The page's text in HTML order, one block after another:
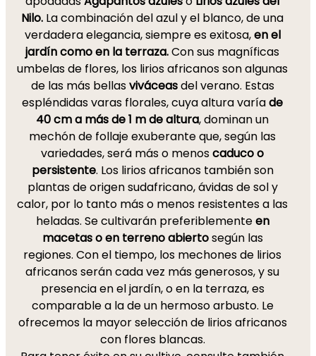
Nilo. La combinación del azul y el blanco, de una
verdadera elegancia, siempre es exitosa,en el
jardín como en la terraza.Con sus magníficas
umbelas de flores, los lirios africanos son algunas
de las más bellasviváceasdel verano. Estas
espléndidas varas florales, cuya altura varíade
40 cm a más de 1 m de altura, dominan un
mechón de follaje exuberante que, según las
variedades, será más o menoscaduco o
persistente. Los lirios africanos también son
plantas de origen sudafricano, ávidas de sol y
calor, por lo tanto más o menos resistentes a las
heladas. Se cultivarán preferiblementeen
macetas o en terreno abiertosegún las
regiones. Con el tiempo, los mechones de lirios
africanos serán cada vez más generosos, y su
presencia en el jardín, o en la terraza, es
comparable a la de un hermoso arbusto. Le
ofrecemos la mayor selección de lirios africanos
con flores blancas.